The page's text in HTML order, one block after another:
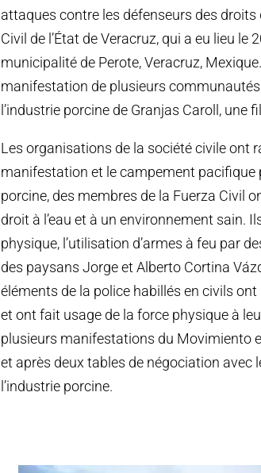
attaques contre les défenseurs des droits
Civil de l’État de Veracruz, qui a eu lieu
municipalité de Perote, Veracruz,
manifestation de plusieurs
l’industrie porcine de Granjas Caroll,
Les organisations de la société civile ont
manifestation et le campement pacifique
porcine, des membres de la Fuerza Civil
droit à l’eau et à un environnement sain.
physique, l’utilisation d’armes à feu par
des paysans Jorge et Alberto Cortina
éléments de la police habillés en civils
et ont fait usage de la force physique à
plusieurs manifestations du Movimiento
et après deux tables de négociation avec
l’industrie porcine.